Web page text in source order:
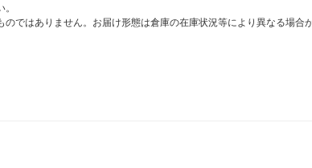
ではありません。お届け形態は倉庫の在庫状況等により異なる場合